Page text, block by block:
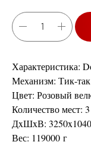
Характеристика:
Механизм: Тик-так
Цвет: Розовый
Количество мест: 3
ДxШxВ:
Вес: 119000 г